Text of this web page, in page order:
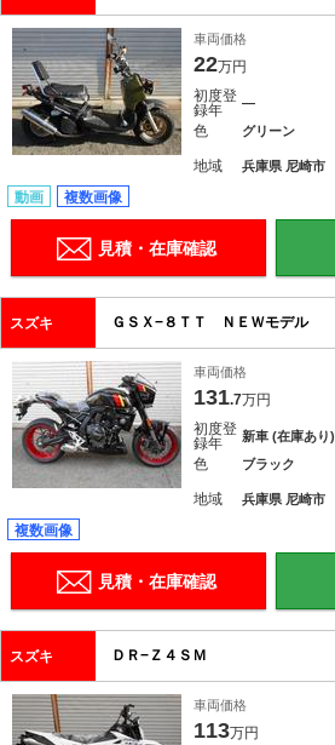
車両価格
22万円
初度登
録年
―
色 グリーン
地域 兵庫県 尼崎市
動画 複数画像
見積・在庫確認
スズキ ＧＳＸ−８ＴＴ ＮＥＷモデル
車両価格
131.7万円
初度登
録年
新車 (在庫あり)
色 ブラック
地域 兵庫県 尼崎市
複数画像
見積・在庫確認
スズキ ＤＲ−Ｚ４ＳＭ
車両価格
113万円